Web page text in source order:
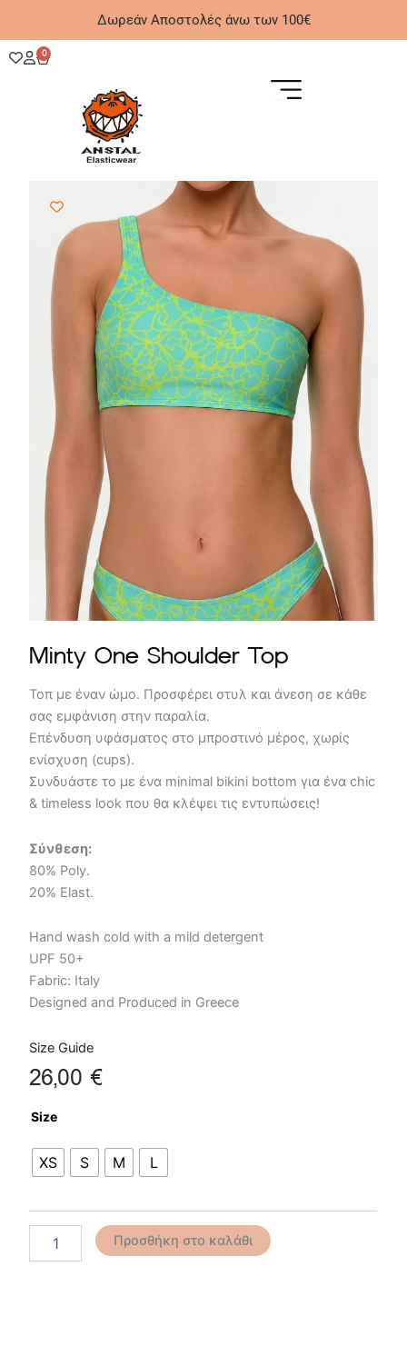
περιεχόμενο
Δωρεάν Αποστολές άνω των 100€
0
Cart
Minty One Shoulder Top
Τοπ με έναν ώμο. Προσφέρει στυλ και άνεση σε κάθε
σας εμφάνιση στην παραλία.
Επένδυση υφάσματος στο μπροστινό μέρος, χωρίς
ενίσχυση (cups).
Συνδυάστε το με ένα minimal bikini bottom για ένα chic
& timeless look που θα κλέψει τις εντυπώσεις!
Σύνθεση:
80% Poly.
20% Elast.
Hand wash cold with a mild detergent
UPF 50+
Fabric: Italy
Designed and Produced in Greece
Size Guide
26,00€
Size
XS S M L
Minty
One
Shoulder
Top
ποσότητα
Προσθήκη στο καλάθι